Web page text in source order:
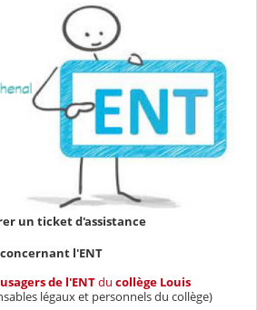
un ticket d'assistance
l'ENT
de l'ENTdu collège Louis
légaux et personnels du collège)